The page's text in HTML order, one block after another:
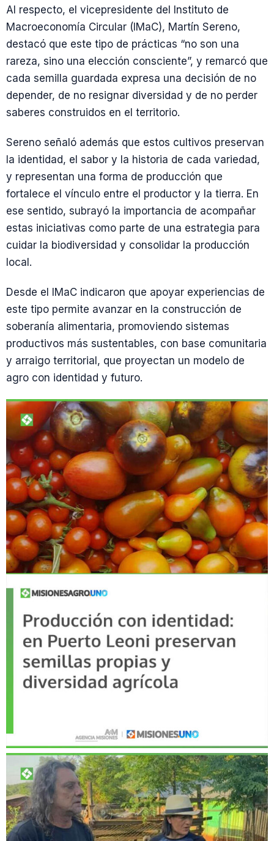
Al respecto, el vicepresidente del Instituto de
Macroeconomía Circular (IMaC), Martín Sereno,
destacó que este tipo de prácticas “no son una
rareza, sino una elección consciente”, y remarcó que
cada semilla guardada expresa una decisión de no
depender, de no resignar diversidad y de no perder
saberes construidos en el territorio.
Sereno señaló además que estos cultivos preservan
la identidad, el sabor y la historia de cada variedad,
y representan una forma de producción que
fortalece el vínculo entre el productor y la tierra. En
ese sentido, subrayó la importancia de acompañar
estas iniciativas como parte de una estrategia para
cuidar la biodiversidad y consolidar la producción
local.
Desde el IMaC indicaron que apoyar experiencias de
este tipo permite avanzar en la construcción de
soberanía alimentaria, promoviendo sistemas
productivos más sustentables, con base comunitaria
y arraigo territorial, que proyectan un modelo de
agro con identidad y futuro.